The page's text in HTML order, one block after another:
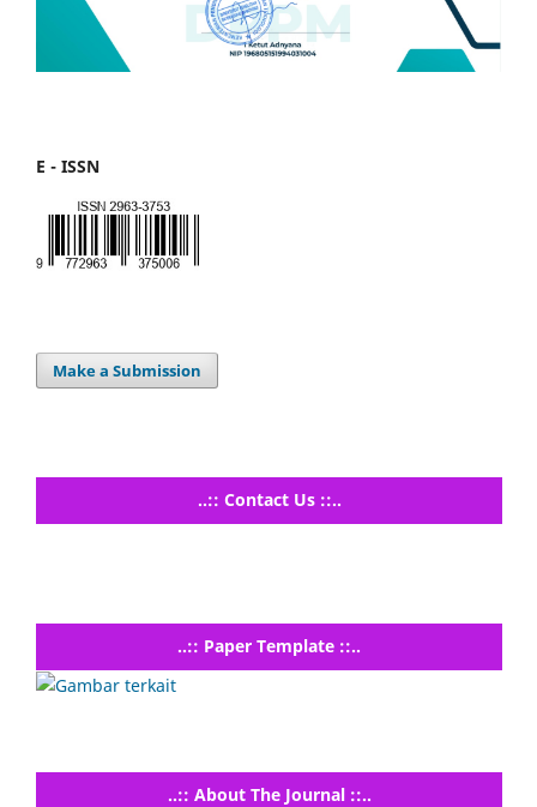
E - ISSN
Make a Submission
..:: Contact Us ::..
..:: Paper Template ::..
..:: About The Journal ::..